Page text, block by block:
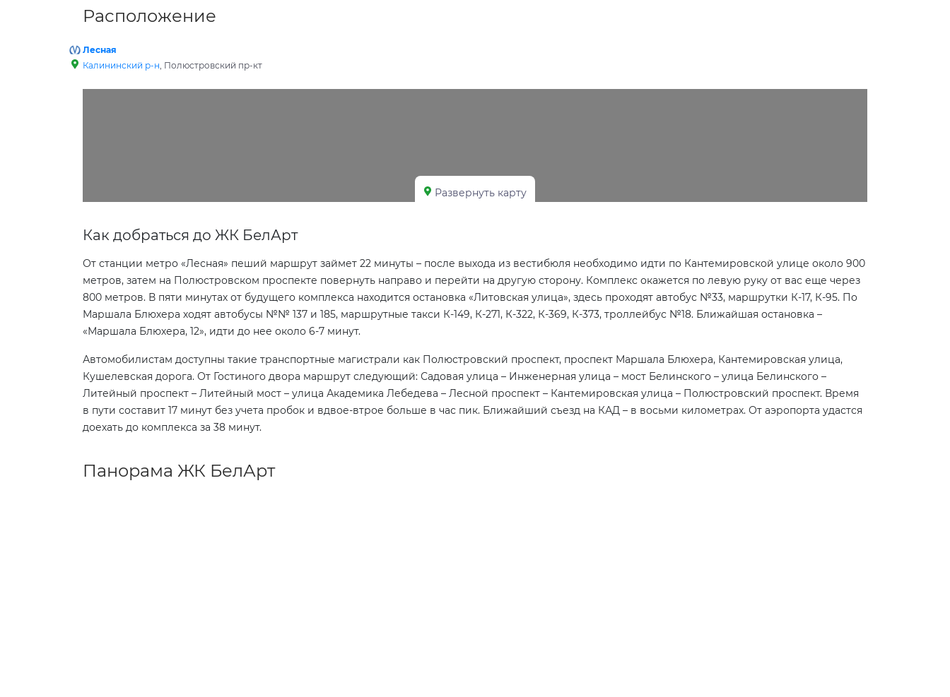
Расположение
Лесная
Калининский р-н, Полюстровский пр-кт
Развернуть карту
Как добраться до ЖК БелАрт
От станции метро «Лесная» пеший маршрут займет 22 минуты – после выхода из вестибюля необходимо идти по Кантемировской улице около 900
метров, затем на Полюстровском проспекте повернуть направо и перейти на другую сторону. Комплекс окажется по левую руку от вас еще через
800 метров. В пяти минутах от будущего комплекса находится остановка «Литовская улица», здесь проходят автобус №33, маршрутки К-17, К-95. По
Маршала Блюхера ходят автобусы №№ 137 и 185, маршрутные такси К-149, К-271, К-322, К-369, К-373, троллейбус №18. Ближайшая остановка –
«Маршала Блюхера, 12», идти до нее около 6-7 минут.
Автомобилистам доступны такие транспортные магистрали как Полюстровский проспект, проспект Маршала Блюхера, Кантемировская улица,
Кушелевская дорога. От Гостиного двора маршрут следующий: Садовая улица – Инженерная улица – мост Белинского – улица Белинского –
Литейный проспект – Литейный мост – улица Академика Лебедева – Лесной проспект – Кантемировская улица – Полюстровский проспект. Время
в пути составит 17 минут без учета пробок и вдвое-втрое больше в час пик. Ближайший съезд на КАД – в восьми километрах. От аэропорта удастся
доехать до комплекса за 38 минут.
Панорама ЖК БелАрт